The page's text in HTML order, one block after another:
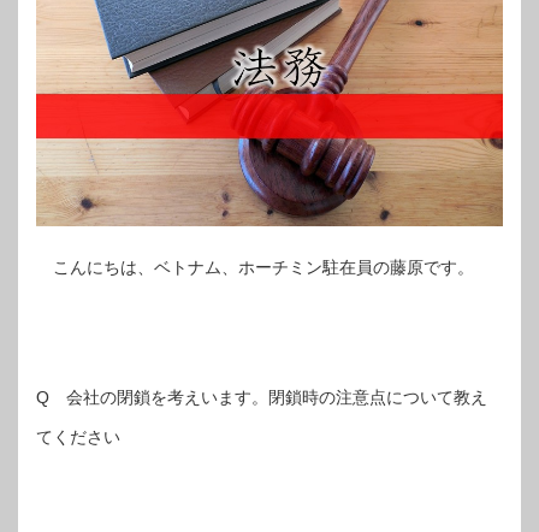
こんにちは、ベトナム、ホーチミン駐在員の藤原です。
Q 会社の閉鎖を考えいます。閉鎖時の注意点について教え
てください